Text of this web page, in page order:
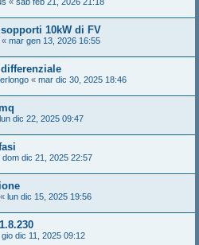
10kW di FV
« mar gen 13, 2026 16:55
« mar dic 30, 2025 18:46
lun dic 22, 2025 09:47
dom dic 21, 2025 22:57
« lun dic 15, 2025 19:56
gio dic 11, 2025 09:12